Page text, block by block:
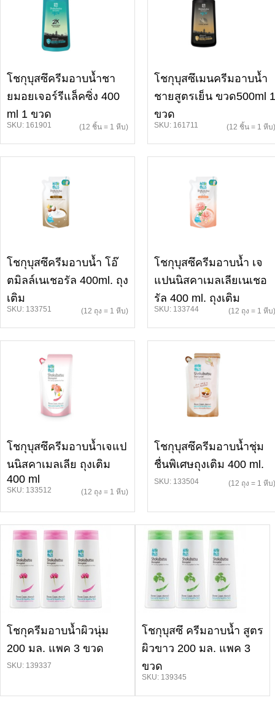
โชกุบุสซึครีมอาบน้ำชา
ยมอยเจอร์รีแล็คซิ่ง 400
ml 1 ขวด
SKU: 161901 (12 ชิ้น = 1 หีบ)
โชกุบุสซึเมนครีมอาบน้ำ
ชายสูตรเย็น ขวด500ml 1
ขวด
SKU: 161711 (12 ชิ้น = 1 หีบ)
โชกุบุสซึครีมอาบน้ำ โอ๊
ตมิลล์เนเชอรัล 400ml. ถุง
เติม
SKU: 133751 (12 ถุง = 1 หีบ)
โชกุบุสซึครีมอาบน้ำ เจ
แปนนิสคาเมลเลียเนเชอ
รัล 400 ml. ถุงเติม
SKU: 133744 (12 ถุง = 1 หีบ)
โชกุบุสซึครีมอาบน้ำเจแป
นนิสคาเมลเลีย ถุงเติม
400 ml
SKU: 133512 (12 ถุง = 1 หีบ)
โชกุบุสซึครีมอาบน้ำชุ่ม
ชื่นพิเศษถุงเติม 400 ml.
SKU: 133504 (12 ถุง = 1 หีบ)
โชกุครีมอาบน้ำผิวนุ่ม
200 มล. แพค 3 ขวด
SKU: 139337
โชกุบุสซึ ครีมอาบน้ำ สูตร
ผิวขาว 200 มล. แพค 3
ขวด
SKU: 139345